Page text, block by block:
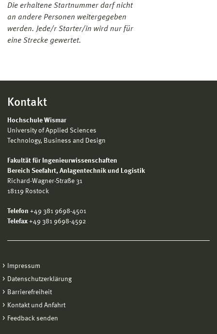
zurück)
Ziel:Bereich SAL, Richard-Wagner-
Die erhaltene Startnummer darf nicht
an andere Personen weitergegeben
werden. Jede/r Starter/in wird nur für
eine Strecke gewertet.
Kontakt
Hochschule Wismar
University of Applied Sciences
Technology, Business and Design
Fakultät für Ingenieurwissenschaften
Bereich Seefahrt, Anlagentechnik und Logistik
Richard-Wagner-Straße 31
18119 Rostock
Telefon +49 381 9698-4501
Telefax +49 381 9698-4592
Impressum
Datenschutzerklärung
Barrierefreiheit
Kontakt und Anfahrt
Feedback senden